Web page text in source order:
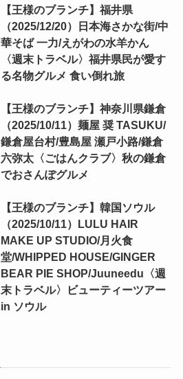
【王様のブランチ】福井県
（2025/12/20）日本海さかな街/中
華そば 一力/えがわの水羊かん
〈週末トラベル〉福井県民が愛す
る名物グルメ 食い倒れ旅
【王様のブランチ】神奈川県鎌倉
（2025/10/11）麺屋 奨 TASUKU/
鎌倉屋台村/豊島屋 瀬戸小路/鎌倉
六弥太〈ごはんクラブ〉秋の鎌倉
でおさんぽグルメ
【王様のブランチ】韓国ソウル
（2025/10/11）LULU HAIR
MAKE UP STUDIO/月火食
堂/WHIPPED HOUSE/GINGER
BEAR PIE SHOP/Juuneedu〈週
末トラベル〉ビューティーツアー
in ソウル